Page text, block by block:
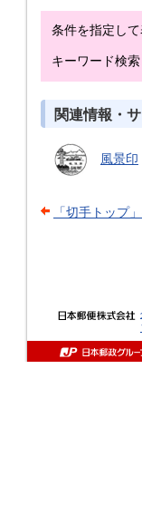
条件を指定し
キーワード検索
関連情報・
風景印
「切手トップ